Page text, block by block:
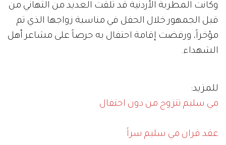
وكانت المطربة الأردنية قد تلقت العديد من التهاني من
قبل الجمهور خلال الحفل في مناسبة زواجها الذي تم
مؤخراً، ورفضت إقامة احتفال به حرصاً على مشاعر أهل
الشهداء.
للمزيد:
مي سليم تتزوج من دون احتفال
عقد قران مي سليم سراً